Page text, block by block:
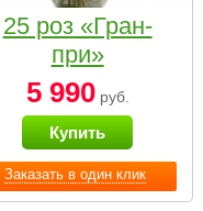
Заказать в один клик
25 роз «Гран-
при»
5 990руб.
Купить